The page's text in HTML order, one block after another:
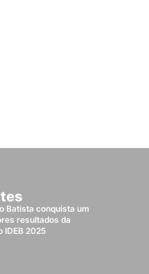
Batista conquista um
resultados da
IDEB 2025